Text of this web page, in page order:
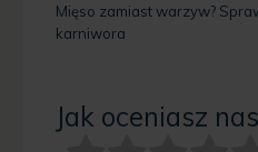
Mięso zamiast warzyw?
karniwora
Jak oceniasz